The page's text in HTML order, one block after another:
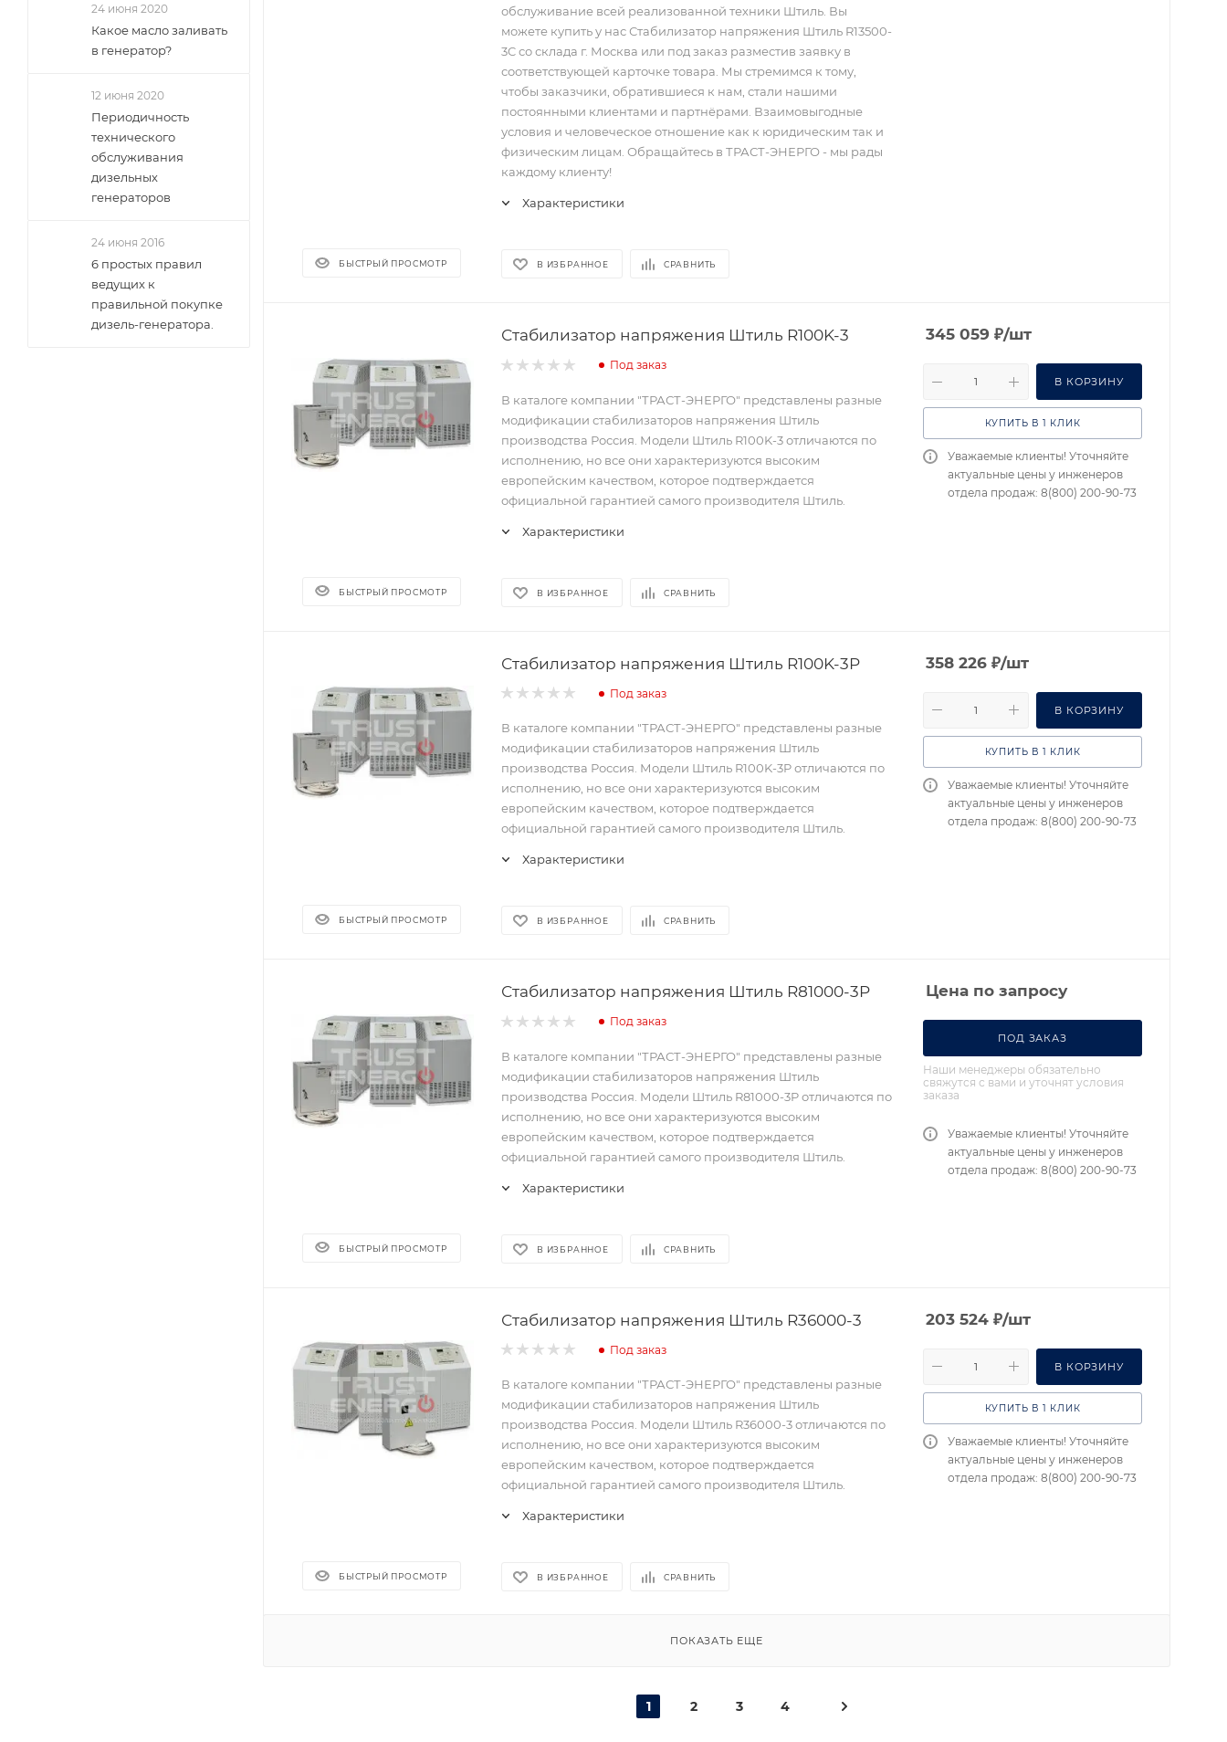
БЫСТРЫЙ ПРОСМОТР
обслуживание всей реализованной техники Штиль. Вы
можете купить у нас Стабилизатор напряжения Штиль R13500-
3C со склада г. Москва или под заказ разместив заявку в
соответствующей карточке товара. Мы стремимся к тому,
чтобы заказчики, обратившиеся к нам, стали нашими
постоянными клиентами и партнёрами. Взаимовыгодные
условия и человеческое отношение как к юридическим так и
физическим лицам. Обращайтесь в ТРАСТ-ЭНЕРГО - мы рады
каждому клиенту!
Характеристики
В ИЗБРАННОЕ СРАВНИТЬ
БЫСТРЫЙ ПРОСМОТР
Стабилизатор напряжения Штиль R100K-3
Под заказ
В каталоге компании "ТРАСТ-ЭНЕРГО" представлены разные
модификации стабилизаторов напряжения Штиль
производства Россия. Модели Штиль R100K-3 отличаются по
исполнению, но все они характеризуются высоким
европейским качеством, которое подтверждается
официальной гарантией самого производителя Штиль.
Характеристики
В ИЗБРАННОЕ СРАВНИТЬ
345 059 ₽/шт
В КОРЗИНУ
КУПИТЬ В 1 КЛИК
Уважаемые клиенты! Уточняйте
актуальные цены у инженеров
отдела продаж: 8(800) 200-90-73
БЫСТРЫЙ ПРОСМОТР
Стабилизатор напряжения Штиль R100K-3P
Под заказ
В каталоге компании "ТРАСТ-ЭНЕРГО" представлены разные
модификации стабилизаторов напряжения Штиль
производства Россия. Модели Штиль R100K-3P отличаются по
исполнению, но все они характеризуются высоким
европейским качеством, которое подтверждается
официальной гарантией самого производителя Штиль.
Характеристики
В ИЗБРАННОЕ СРАВНИТЬ
358 226 ₽/шт
В КОРЗИНУ
КУПИТЬ В 1 КЛИК
Уважаемые клиенты! Уточняйте
актуальные цены у инженеров
отдела продаж: 8(800) 200-90-73
БЫСТРЫЙ ПРОСМОТР
Стабилизатор напряжения Штиль R81000-3P
Под заказ
В каталоге компании "ТРАСТ-ЭНЕРГО" представлены разные
модификации стабилизаторов напряжения Штиль
производства Россия. Модели Штиль R81000-3P отличаются по
исполнению, но все они характеризуются высоким
европейским качеством, которое подтверждается
официальной гарантией самого производителя Штиль.
Характеристики
В ИЗБРАННОЕ СРАВНИТЬ
Цена по запросу
ПОД ЗАКАЗ
Наши менеджеры обязательно
свяжутся с вами и уточнят условия
заказа
Уважаемые клиенты! Уточняйте
актуальные цены у инженеров
отдела продаж: 8(800) 200-90-73
БЫСТРЫЙ ПРОСМОТР
Стабилизатор напряжения Штиль R36000-3
Под заказ
В каталоге компании "ТРАСТ-ЭНЕРГО" представлены разные
модификации стабилизаторов напряжения Штиль
производства Россия. Модели Штиль R36000-3 отличаются по
исполнению, но все они характеризуются высоким
европейским качеством, которое подтверждается
официальной гарантией самого производителя Штиль.
Характеристики
В ИЗБРАННОЕ СРАВНИТЬ
203 524 ₽/шт
В КОРЗИНУ
КУПИТЬ В 1 КЛИК
Уважаемые клиенты! Уточняйте
актуальные цены у инженеров
отдела продаж: 8(800) 200-90-73
ПОКАЗАТЬ ЕЩЕ
1 2 3 4
24 июня 2020
Какое масло заливать
в генератор?
12 июня 2020
Периодичность
технического
обслуживания
дизельных
генераторов
24 июня 2016
6 простых правил
ведущих к
правильной покупке
дизель-генератора.